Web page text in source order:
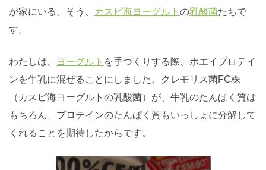
が家にいる。そう、
カスピ海ヨーグルト の乳酸菌たちで
す。
わたしは、 ヨーグルト を手づくりする際、ホエイプロテイ
ンを牛乳に混ぜることにしました。クレモリス菌FC株
（カスピ海ヨーグルトの乳酸菌）が、牛乳のたんぱく質は
もちろん、プロテインのたんぱく質もいっしょに分解して
くれることを期待したからです。